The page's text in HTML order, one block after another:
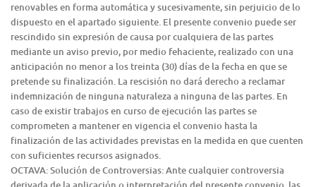
renovables en forma automática y sucesivamente, sin perjuicio de lo
dispuesto en el apartado siguiente. El presente convenio puede ser
rescindido sin expresión de causa por cualquiera de las partes
mediante un aviso previo, por medio fehaciente, realizado con una
anticipación no menor a los treinta (30) días de la fecha en que se
pretende su finalización. La rescisión no dará derecho a reclamar
indemnización de ninguna naturaleza a ninguna de las partes. En
caso de existir trabajos en curso de ejecución las partes se
comprometen a mantener en vigencia el convenio hasta la
finalización de las actividades previstas en la medida en que cuenten
con suficientes recursos asignados.
OCTAVA: Solución de Controversias: Ante cualquier controversia